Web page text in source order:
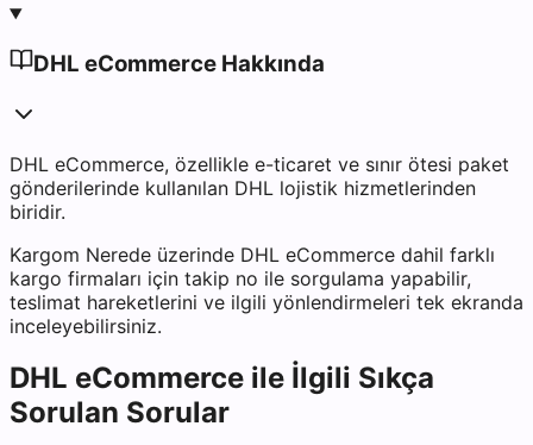
DHL eCommerce Hakkında
DHL eCommerce, özellikle e-ticaret ve sınır ötesi paket
gönderilerinde kullanılan DHL lojistik hizmetlerinden
biridir.
Kargom Nerede üzerinde DHL eCommerce dahil farklı
kargo firmaları için takip no ile sorgulama yapabilir,
teslimat hareketlerini ve ilgili yönlendirmeleri tek ekranda
inceleyebilirsiniz.
DHL eCommerce ile İlgili Sıkça
Sorulan Sorular